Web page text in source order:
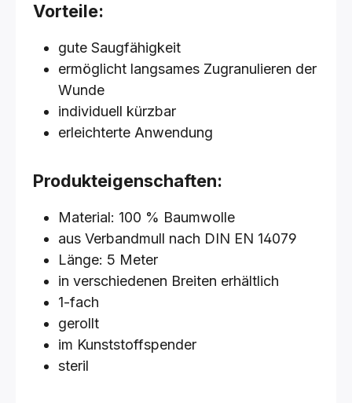
Vorteile:
gute Saugfähigkeit
ermöglicht langsames Zugranulieren der
Wunde
individuell kürzbar
erleichterte Anwendung
Produkteigenschaften:
Material: 100 % Baumwolle
aus Verbandmull nach DIN EN 14079
Länge: 5 Meter
in verschiedenen Breiten erhältlich
1-fach
gerollt
im Kunststoffspender
steril